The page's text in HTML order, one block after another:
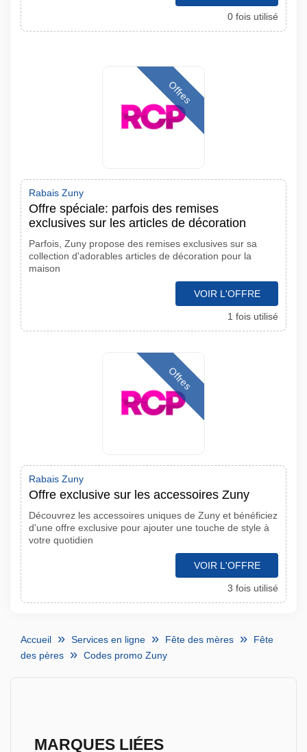
0 fois utilisé
Offres
Rabais Zuny
Offre spéciale: parfois des remises
exclusives sur les articles de décoration
Parfois, Zuny propose des remises exclusives sur sa
collection d'adorables articles de décoration pour la
maison
VOIR L'OFFRE
1 fois utilisé
Offres
Rabais Zuny
Offre exclusive sur les accessoires Zuny
Découvrez les accessoires uniques de Zuny et bénéficiez
d'une offre exclusive pour ajouter une touche de style à
votre quotidien
VOIR L'OFFRE
3 fois utilisé
Accueil Services en ligne Fête des mères
Fête
des pères
Codes promo Zuny
MARQUES LIÉES